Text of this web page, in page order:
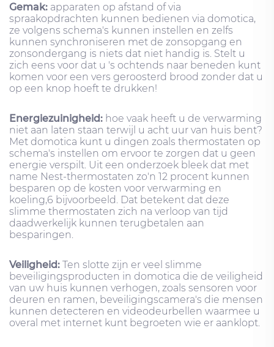
Gemak: apparaten op afstand of via
spraakopdrachten kunnen bedienen via domotica,
ze volgens schema's kunnen instellen en zelfs
kunnen synchroniseren met de zonsopgang en
zonsondergang is niets dat niet handig is. Stelt u
zich eens voor dat u 's ochtends naar beneden kunt
komen voor een vers geroosterd brood zonder dat u
op een knop hoeft te drukken!
Energiezuinigheid: hoe vaak heeft u de verwarming
niet aan laten staan ​​terwijl u acht uur van huis bent?
Met domotica kunt u dingen zoals thermostaten op
schema's instellen om ervoor te zorgen dat u geen
energie verspilt. Uit een onderzoek bleek dat met
name Nest-thermostaten zo'n 12 procent kunnen
besparen op de kosten voor verwarming en
koeling,6 bijvoorbeeld. Dat betekent dat deze
slimme thermostaten zich na verloop van tijd
daadwerkelijk kunnen terugbetalen aan
besparingen.
Veiligheid: Ten slotte zijn er veel slimme
beveiligingsproducten in domotica die de veiligheid
van uw huis kunnen verhogen, zoals sensoren voor
deuren en ramen, beveiligingscamera's die mensen
kunnen detecteren en videodeurbellen waarmee u
overal met internet kunt begroeten wie er aanklopt.